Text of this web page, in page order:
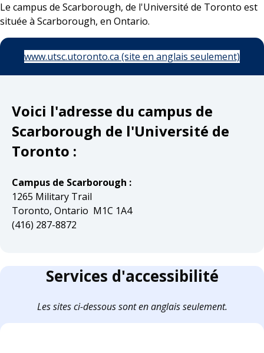
Le campus de Scarborough, de l'Université de Toronto est
située à Scarborough, en Ontario.
www.utsc.utoronto.ca (site en anglais seulement)
Voici l'adresse du campus de
Scarborough de l'Université de
Toronto :
Campus de Scarborough :
1265 Military Trail
Toronto, Ontario M1C 1A4
(416) 287-8872
Services d'accessibilité
Les sites ci-dessous sont en anglais seulement.